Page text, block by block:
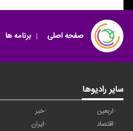
صفحه اصلی برنامه ها
سایر رادیوها
اربعین خبر
اقتصاد
ايران